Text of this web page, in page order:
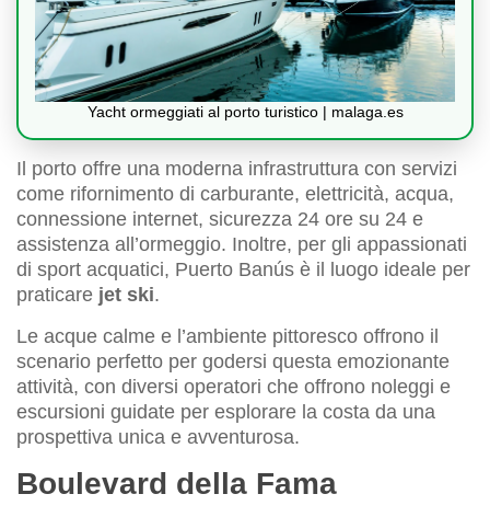
Yacht ormeggiati al porto turistico | malaga.es
Il porto offre una moderna infrastruttura con servizi
come rifornimento di carburante, elettricità, acqua,
connessione internet, sicurezza 24 ore su 24 e
assistenza all’ormeggio. Inoltre, per gli appassionati
di sport acquatici, Puerto Banús è il luogo ideale per
praticare jet ski.
Le acque calme e l’ambiente pittoresco offrono il
scenario perfetto per godersi questa emozionante
attività, con diversi operatori che offrono noleggi e
escursioni guidate per esplorare la costa da una
prospettiva unica e avventurosa.
Boulevard della Fama